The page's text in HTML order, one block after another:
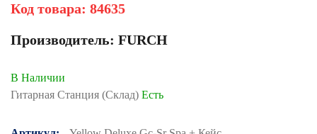
Код товара: 84635
Производитель: FURCH
В Наличии
Гитарная Станция (Склад) Есть